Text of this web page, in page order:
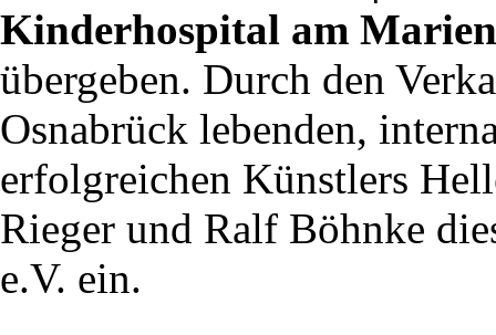
Kinderhospital am
übergeben. Durch den
Osnabrück lebenden,
erfolgreichen Künstlers
Rieger und Ralf Böhnke
e.V. ein.